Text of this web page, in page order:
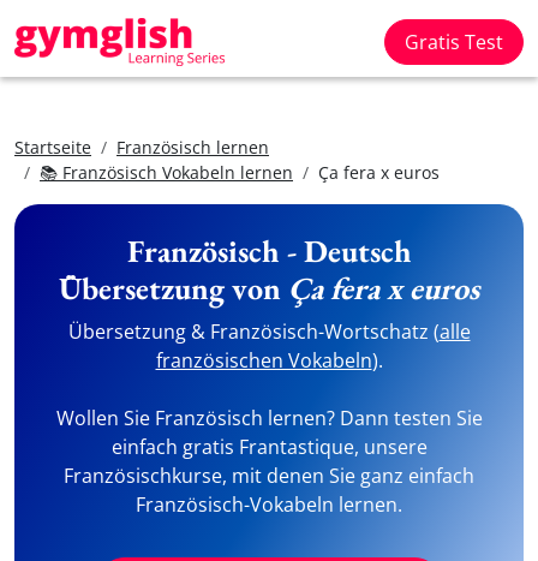
Gratis Test
Startseite
Französisch lernen
📚 Französisch Vokabeln lernen
Ça fera x euros
Französisch - Deutsch
Übersetzung von Ça fera x euros
Übersetzung & Französisch-Wortschatz (alle
französischen Vokabeln).
Wollen Sie Französisch lernen? Dann testen Sie
einfach gratis Frantastique, unsere
Französischkurse, mit denen Sie ganz einfach
Französisch-Vokabeln lernen.